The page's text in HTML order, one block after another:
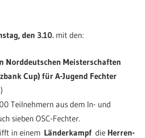
den 3.10. mit den:
Norddeutschen Meisterschaften
Cup) für A­-Jugend Fechter
Teilnehmern aus dem In- und
sieben OSC-Fechter.
in einem Länderkampfdie Herren-